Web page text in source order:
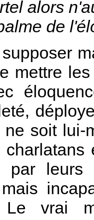
alors
de
mettre
ne soit lui-
par leurs
vrai